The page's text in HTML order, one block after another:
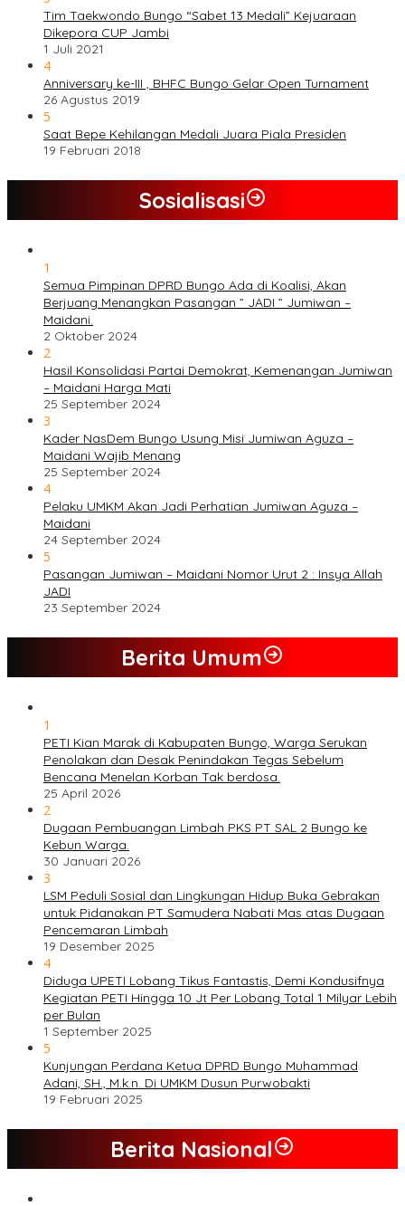
Tim Taekwondo Bungo “Sabet 13 Medali” Kejuaraan
Dikepora CUP Jambi
1 Juli 2021
4
Anniversary ke-III , BHFC Bungo Gelar Open Turnament
26 Agustus 2019
5
Saat Bepe Kehilangan Medali Juara Piala Presiden
19 Februari 2018
Sosialisasi
1
Semua Pimpinan DPRD Bungo Ada di Koalisi, Akan
Berjuang Menangkan Pasangan ” JADI ” Jumiwan –
Maidani.
2 Oktober 2024
2
Hasil Konsolidasi Partai Demokrat, Kemenangan Jumiwan
– Maidani Harga Mati
25 September 2024
3
Kader NasDem Bungo Usung Misi Jumiwan Aguza –
Maidani Wajib Menang
25 September 2024
4
Pelaku UMKM Akan Jadi Perhatian Jumiwan Aguza –
Maidani
24 September 2024
5
Pasangan Jumiwan – Maidani Nomor Urut 2 : Insya Allah
JADI
23 September 2024
Berita Umum
1
PETI Kian Marak di Kabupaten Bungo, Warga Serukan
Penolakan dan Desak Penindakan Tegas Sebelum
Bencana Menelan Korban Tak berdosa.
25 April 2026
2
Dugaan Pembuangan Limbah PKS PT SAL 2 Bungo ke
Kebun Warga.
30 Januari 2026
3
LSM Peduli Sosial dan Lingkungan Hidup Buka Gebrakan
untuk Pidanakan PT Samudera Nabati Mas atas Dugaan
Pencemaran Limbah
19 Desember 2025
4
Diduga UPETI Lobang Tikus Fantastis, Demi Kondusifnya
Kegiatan PETI Hingga 10 Jt Per Lobang Total 1 Milyar Lebih
per Bulan
1 September 2025
5
Kunjungan Perdana Ketua DPRD Bungo Muhammad
Adani, SH., M.k.n. Di UMKM Dusun Purwobakti
19 Februari 2025
Berita Nasional